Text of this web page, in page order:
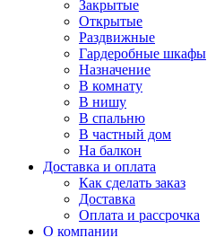
Закрытые
Открытые
Раздвижные
Гардеробные шкафы
Назначение
В комнату
В нишу
В спальню
В частный дом
На балкон
Доставка и оплата
Как сделать заказ
Доставка
Оплата и рассрочка
О компании